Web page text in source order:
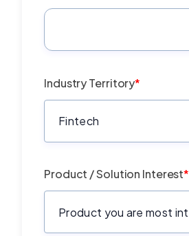
Industry Territory*
Product / Solution Interest*